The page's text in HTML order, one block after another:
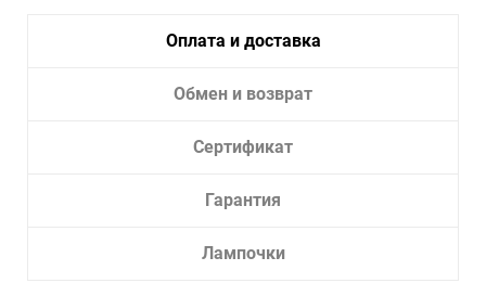
Оплата и доставка
Обмен и возврат
Сертификат
Гарантия
Лампочки